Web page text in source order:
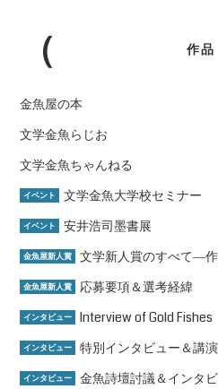
作品
金魚屋の本
文学金魚らじお
文学金魚ちゃんねる
イベント 文学金魚大学校セミナー
イベント 安井浩司墨書展
金魚屋新人賞 文学新人賞のすべて―
金魚屋新人賞 応募要項＆選考経緯
インタビュー Interview of Gold Fishes
インタビュー 特別インタビュー＆講演
インタビュー 金魚詩壇討議＆インタ